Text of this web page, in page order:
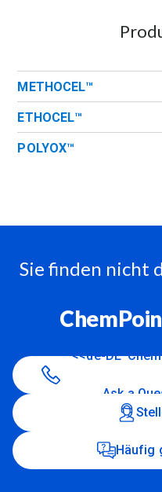
METHOCEL™
ETHOCEL™
POLYOX™
Sie finden nicht
<<de-DE
Ask a
Häufig